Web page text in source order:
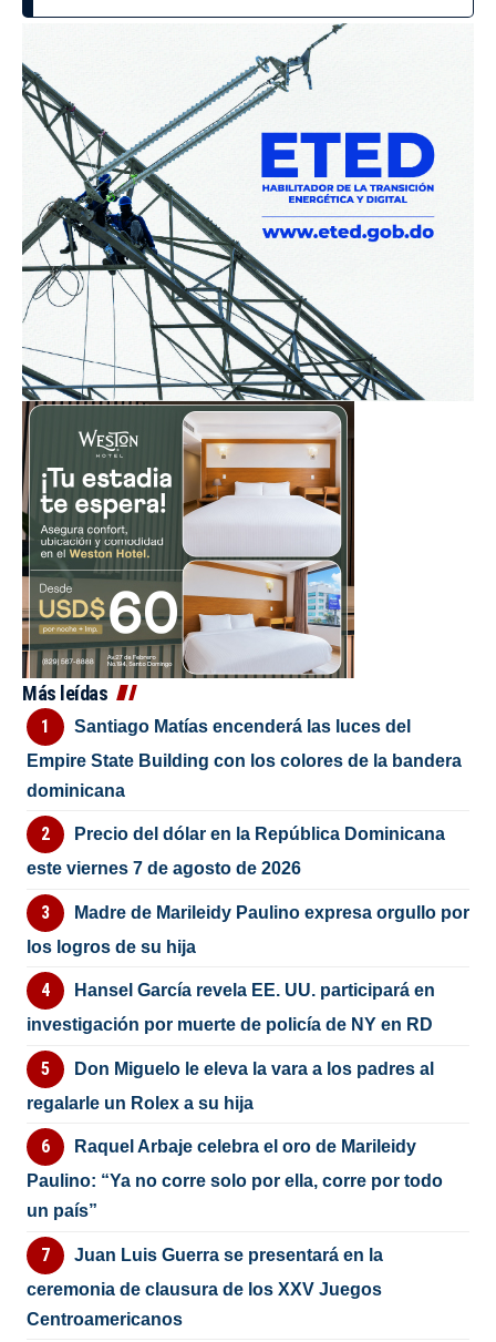
Más leídas
Santiago Matías encenderá las luces del
Empire State Building con los colores de la bandera
dominicana
Precio del dólar en la República Dominicana
este viernes 7 de agosto de 2026
Madre de Marileidy Paulino expresa orgullo por
los logros de su hija
Hansel García revela EE. UU. participará en
investigación por muerte de policía de NY en RD
Don Miguelo le eleva la vara a los padres al
regalarle un Rolex a su hija
Raquel Arbaje celebra el oro de Marileidy
Paulino: “Ya no corre solo por ella, corre por todo
un país”
Juan Luis Guerra se presentará en la
ceremonia de clausura de los XXV Juegos
Centroamericanos